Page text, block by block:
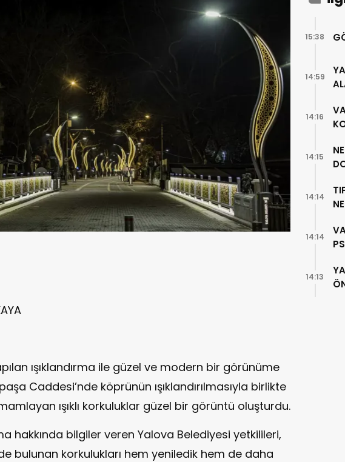
ışıklandırma ile güzel ve modern bir görünüme
Caddesi’nde köprünün ışıklandırılmasıyla birlikte
ışıklı korkuluklar güzel bir görüntü oluşturdu.
hakkında bilgiler veren Yalova Belediyesi yetkilileri,
bulunan korkulukları hem yeniledik hem de daha
15:38
14:59
14:16
14:15
14:14
14:14
14:13